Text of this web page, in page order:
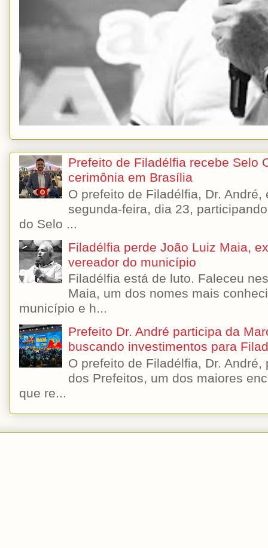
Prefeito de Filadélfia recebe Selo
cerimônia em Brasília
O prefeito de Filadélfia, Dr.
segunda-feira, dia 23,
do Selo ...
Filadélfia perde João Luiz Maia,
vereador do município
Filadélfia está de luto. Faleceu
Maia, um dos nomes mais
município e h...
Prefeito Dr. André participa da
buscando investimentos para
O prefeito de Filadélfia, Dr.
dos Prefeitos, um dos maiores
que re...